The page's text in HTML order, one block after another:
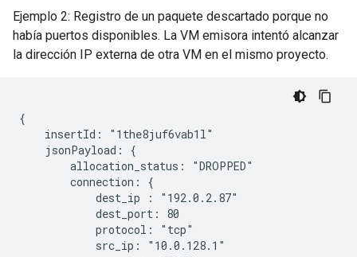
Ejemplo 2: Registro de un paquete descartado porque no
había puertos disponibles. La VM emisora intentó alcanzar
la dirección IP externa de otra VM en el mismo proyecto.
{
    insertId: "1the8juf6vab1l"
    jsonPayload: {
        allocation_status: "DROPPED"
        connection: {
            dest_ip : "192.0.2.87"
            dest_port: 80
            protocol: "tcp"
            src_ip: "10.0.128.1"